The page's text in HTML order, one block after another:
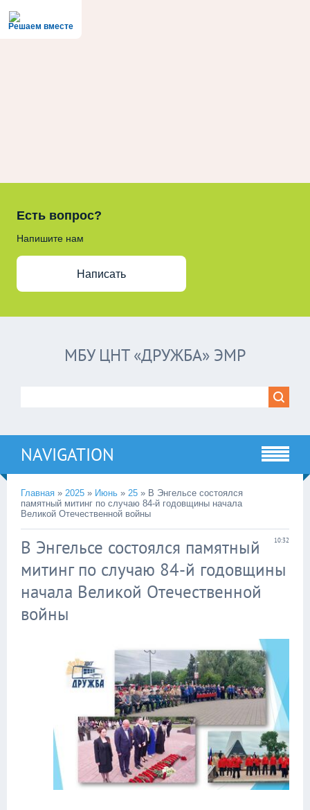
Решаем вместе
Есть вопрос?
Напишите нам
Написать
МБУ ЦНТ «ДРУЖБА» ЭМР
NAVIGATION
Главная » 2025 » Июнь » 25 » В Энгельсе состоялся
памятный митинг по случаю 84-й годовщины начала
Великой Отечественной войны
10:32
В Энгельсе состоялся памятный
митинг по случаю 84-й годовщины
начала Великой Отечественной
войны